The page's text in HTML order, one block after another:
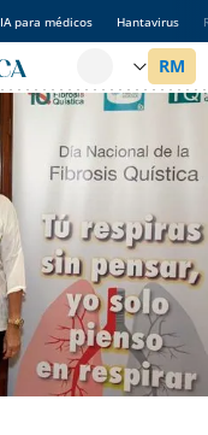
IA para médicos Hantavirus